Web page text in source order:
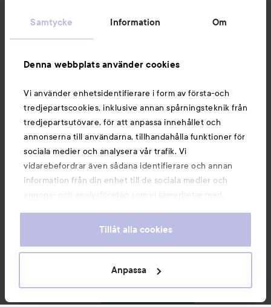
Samtycke Information Om
Denna webbplats använder cookies
Vi använder enhetsidentifierare i form av första-och
tredjepartscookies, inklusive annan spårningsteknik från
tredjepartsutövare, för att anpassa innehållet och
annonserna till användarna, tillhandahålla funktioner för
sociala medier och analysera vår trafik. Vi
vidarebefordrar även sådana identifierare och annan
information från din enhet till de sociala medier och
annons- och analysföretag som vi samarbetar med.
information som du har tillhandahållit eller som de har
våra cookies vid fortsatt användande av vår webbplats.
För information om hur du kan ändra inställningarna för
Tillåt alla cookies
Anpassa
Du kanske också gillar
E-handel av Avensia